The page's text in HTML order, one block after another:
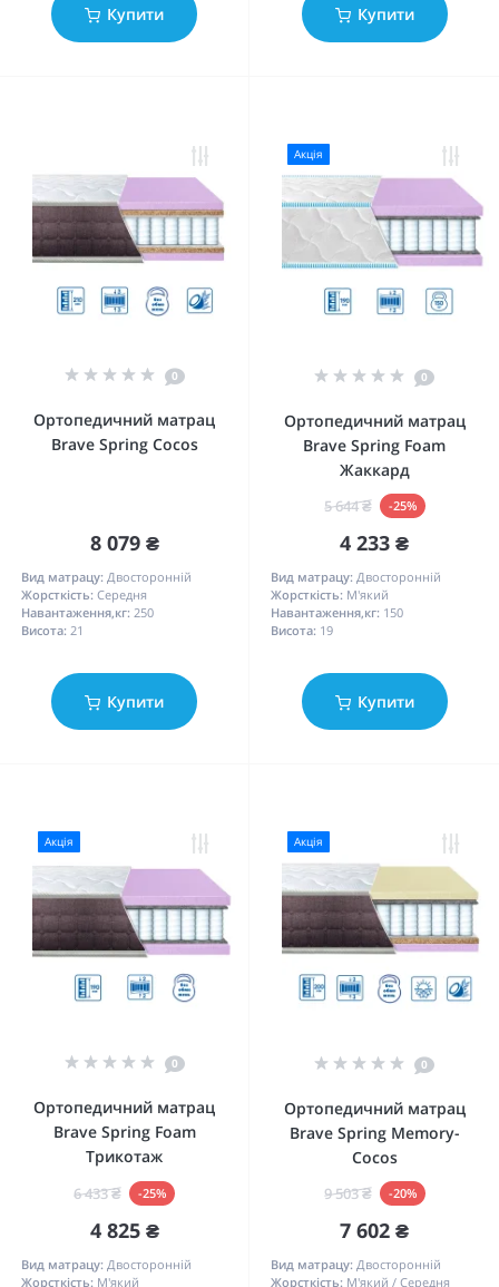
Купити Купити
0
Ортопедичний матрац
Brave Spring Cocos
8 079 ₴
Вид матрацу: Двосторонній
Жорсткість: Середня
Навантаження,кг: 250
Висота: 21
Купити
Акція
0
Ортопедичний матрац
Brave Spring Foam
Жаккард
5 644 ₴ -25%
4 233 ₴
Вид матрацу: Двосторонній
Жорсткість: М'який
Навантаження,кг: 150
Висота: 19
Купити
Акція
0
Ортопедичний матрац
Brave Spring Foam
Трикотаж
6 433 ₴ -25%
4 825 ₴
Вид матрацу: Двосторонній
Жорсткість: М'який
Акція
0
Ортопедичний матрац
Brave Spring Memory-
Cocos
9 503 ₴ -20%
7 602 ₴
Вид матрацу: Двосторонній
Жорсткість: М'який / Середня